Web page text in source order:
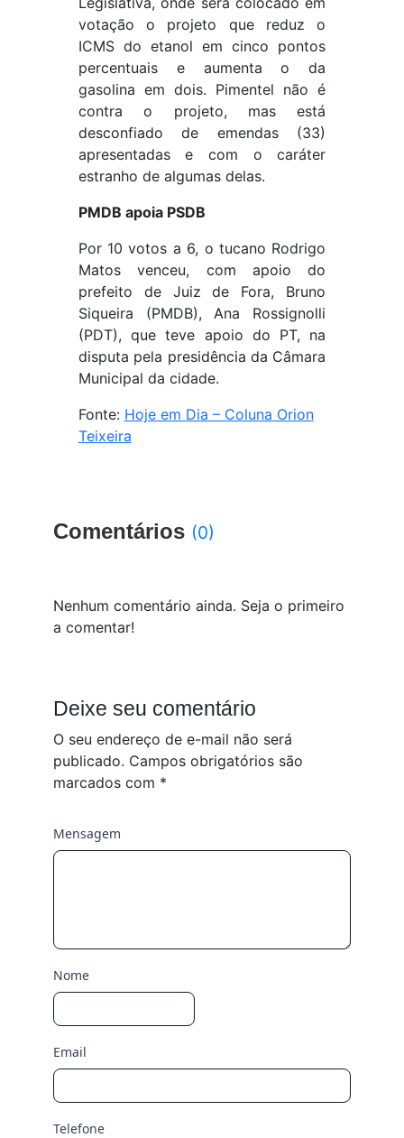
votação o projeto que reduz o
ICMS do etanol em cinco pontos
percentuais e aumenta o da
gasolina em dois. Pimentel não é
contra o projeto, mas está
desconfiado de emendas (33)
apresentadas e com o caráter
estranho de algumas delas.
PMDB apoia PSDB
Por 10 votos a 6, o tucano Rodrigo
Matos venceu, com apoio do
prefeito de Juiz de Fora, Bruno
Siqueira (PMDB), Ana Rossignolli
(PDT), que teve apoio do PT, na
disputa pela presidência da Câmara
Municipal da cidade.
Fonte: Hoje em Dia – Coluna Orion
Teixeira
Comentários (0)
Nenhum comentário ainda. Seja o primeiro
a comentar!
Deixe seu comentário
O seu endereço de e-mail não será
publicado. Campos obrigatórios são
marcados com *
Mensagem
Nome
Email
Telefone